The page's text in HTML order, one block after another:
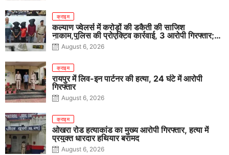
क्राइम
कल्याण ज्वेलर्स में करोड़ों की डकैती की साजिश
नाकाम,पुलिस की प्रोएक्टिव कार्रवाई, 3 आरोपी गिरफ्तार;
पिस्टल, कारतूस, चाकू और मोबाइल बरामद
August 6, 2026
क्राइम
रायपुर में लिव-इन पार्टनर की हत्या, 24 घंटे में आरोपी
गिरफ्तार
August 6, 2026
क्राइम
ओखरा रोड हत्याकांड का मुख्य आरोपी गिरफ्तार, हत्या में
प्रयुक्त धारदार हथियार बरामद
August 6, 2026